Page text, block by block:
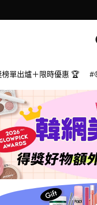
卡付款
單出爐＋限時優惠 🏆